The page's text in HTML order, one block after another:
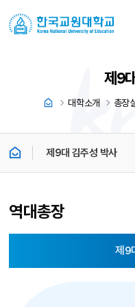
제9
대학소개 총장
제9대 김주성 박사
역대총장
제9